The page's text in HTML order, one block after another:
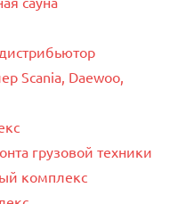
Scania, Daewoo,
грузовой техники
комплекс